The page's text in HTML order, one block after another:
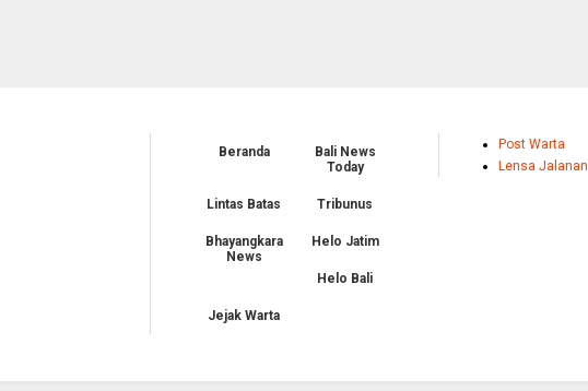
Beranda
Bali News
Today
Lintas Batas Tribunus
Bhayangkara
News
Helo Jatim
Helo Bali
Jejak Warta
Post Warta
Lensa Jalanan